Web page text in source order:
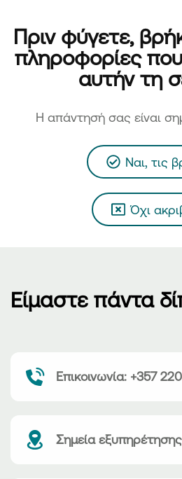
Πριν φύγετε,
πληροφορίες
αυτήν τη
H απάντησή σας είναι
Ναι, τις
Όχι
Είμαστε πάντα
Επικοινωνία: +357
Σημεία εξυπηρέτησης